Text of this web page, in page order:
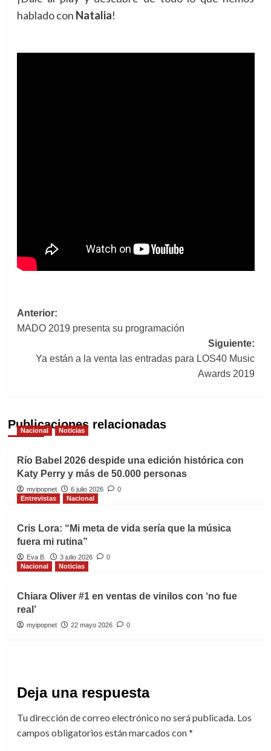
hablado con Natalia!
Navegación
de
entradas
Anterior:
MADO 2019 presenta su programación
Siguiente:
Ya están a la venta las entradas para LOS40 Music
Awards 2019
Publicaciones relacionadas
Nacional Noticias
Río Babel 2026 despide una edición histórica con
Katy Perry y más de 50.000 personas
myipopnet 6 julio 2026
0
Entrevistas
Nacional
Cris Lora: “Mi meta de vida sería que la música
fuera mi rutina”
Eva B. 3 julio 2026
0
Nacional
Noticias
Chiara Oliver #1 en ventas de vinilos con ‘no fue
real’
myipopnet 22 mayo 2026 0
Deja una respuesta
Tu dirección de correo electrónico no será publicada. Los
campos obligatorios están marcados con*